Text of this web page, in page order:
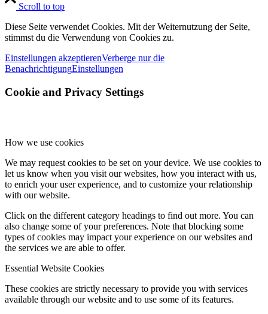
Scroll to top
Diese Seite verwendet Cookies. Mit der Weiternutzung der Seite,
stimmst du die Verwendung von Cookies zu.
Einstellungen akzeptierenVerberge nur die
BenachrichtigungEinstellungen
Cookie and Privacy Settings
How we use cookies
We may request cookies to be set on your device. We use cookies to
let us know when you visit our websites, how you interact with us,
to enrich your user experience, and to customize your relationship
with our website.
Click on the different category headings to find out more. You can
also change some of your preferences. Note that blocking some
types of cookies may impact your experience on our websites and
the services we are able to offer.
Essential Website Cookies
These cookies are strictly necessary to provide you with services
available through our website and to use some of its features.